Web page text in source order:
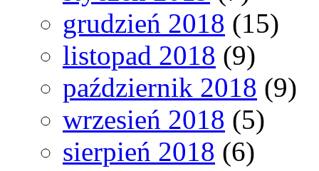
grudzień 2018 (15)
listopad 2018 (9)
październik 2018 (9)
wrzesień 2018 (5)
sierpień 2018 (6)